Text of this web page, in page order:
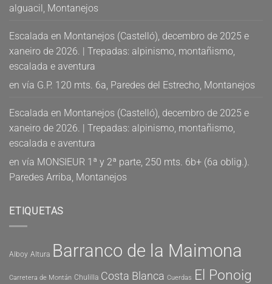
alguacil, Montanejos
Escalada en Montanejos (Castelló), decembro de 2025 e
xaneiro de 2026. | Trepadas: alpinismo, montañismo,
escalada e aventura
en vía G.P. 120 mts. 6a, Paredes del Estrecho, Montanejos
Escalada en Montanejos (Castelló), decembro de 2025 e
xaneiro de 2026. | Trepadas: alpinismo, montañismo,
escalada e aventura
en vía MONSIEUR 1ª y 2ª parte, 250 mts. 6b+ (6a oblig.).
Paredes Arriba, Montanejos
ETIQUETAS
Alboy Altura Barranco de la Maimona
Carretera de Montán Chulilla Costa Blanca Cuerdas El Ponoig